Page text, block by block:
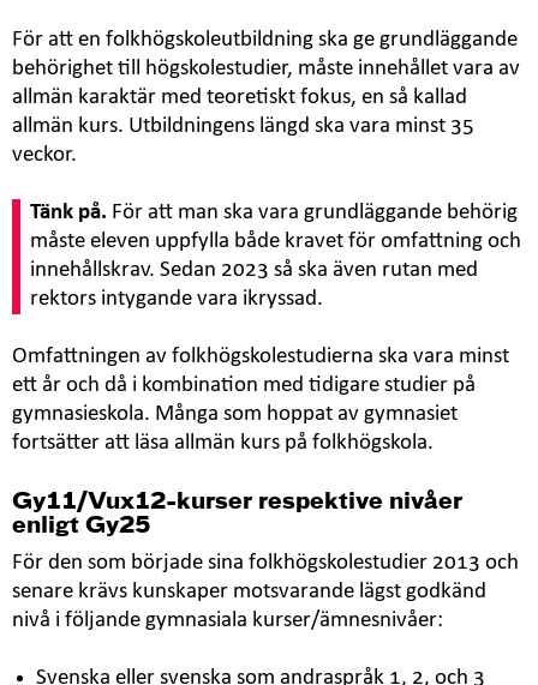
För att en folkhögskoleutbildning ska ge grundläggande
behörighet till högskolestudier, måste innehållet vara av
allmän karaktär med teoretiskt fokus, en så kallad
allmän kurs. Utbildningens längd ska vara minst 35
veckor.
Tänk på. För att man ska vara grundläggande behörig
måste eleven uppfylla både kravet för omfattning och
innehållskrav. Sedan 2023 så ska även rutan med
rektors intygande vara ikryssad.
Omfattningen av folkhögskolestudierna ska vara minst
ett år och då i kombination med tidigare studier på
gymnasieskola. Många som hoppat av gymnasiet
fortsätter att läsa allmän kurs på folkhögskola.
Gy11/Vux12-kurser respektive nivåer
enligt Gy25
För den som började sina folkhögskolestudier 2013 och
senare krävs kunskaper motsvarande lägst godkänd
nivå i följande gymnasiala kurser/ämnesnivåer:
Svenska eller svenska som andraspråk 1, 2, och 3